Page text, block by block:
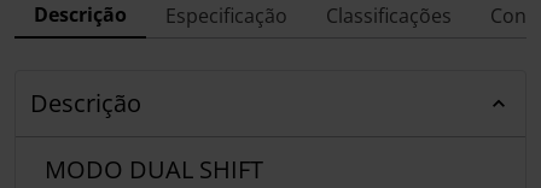
Descrição Especificação Classificações
Descrição
MODO DUAL SHIFT